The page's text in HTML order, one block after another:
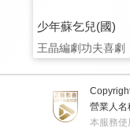
少年蘇乞兒(國)
王晶編劇功夫喜劇
營業人名
本服務使